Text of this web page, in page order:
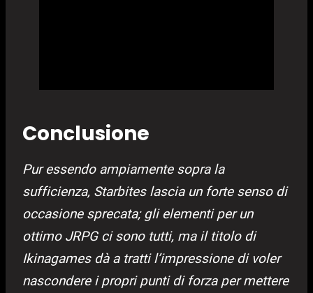
Conclusione
Pur essendo ampiamente sopra la
sufficienza, Starbites lascia un forte senso di
occasione sprecata; gli elementi per un
ottimo JRPG ci sono tutti, ma il titolo di
Ikinagames dà a tratti l’impressione di voler
nascondere i propri punti di forza per mettere